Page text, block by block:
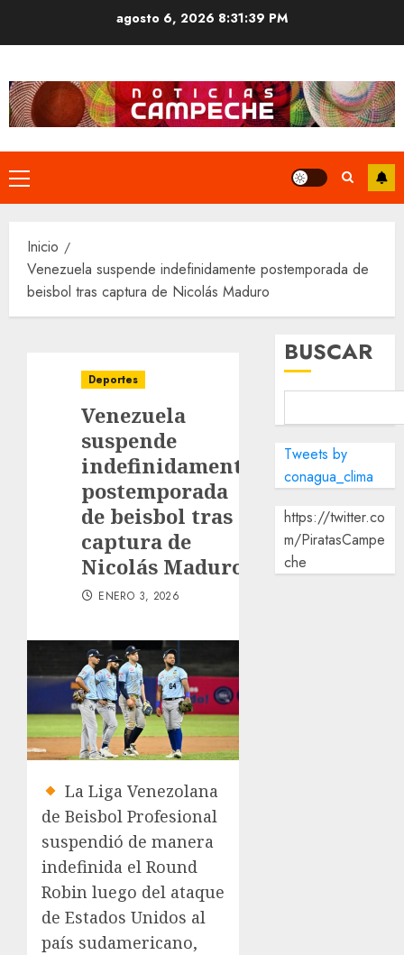
agosto 6, 2026 8:31:40 PM
Menú
principal
Inicio
Venezuela suspende indefinidamente postemporada de
beisbol tras captura de Nicolás Maduro
Deportes
Venezuela
suspende
indefinidamente
postemporada
de beisbol tras
captura de
Nicolás Maduro
ENERO 3, 2026
La Liga Venezolana
de Beisbol Profesional
suspendió de manera
indefinida el Round
Robin luego del ataque
de Estados Unidos al
país sudamericano,
BUSCAR
Tweets by
conagua_clima
https://twitter.co
m/PiratasCampe
che